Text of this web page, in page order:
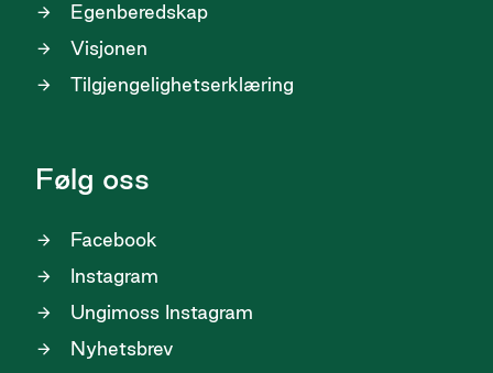
Egenberedskap
Visjonen
Tilgjengelighetserklæring
Følg oss
Facebook
Instagram
Ungimoss Instagram
Nyhetsbrev